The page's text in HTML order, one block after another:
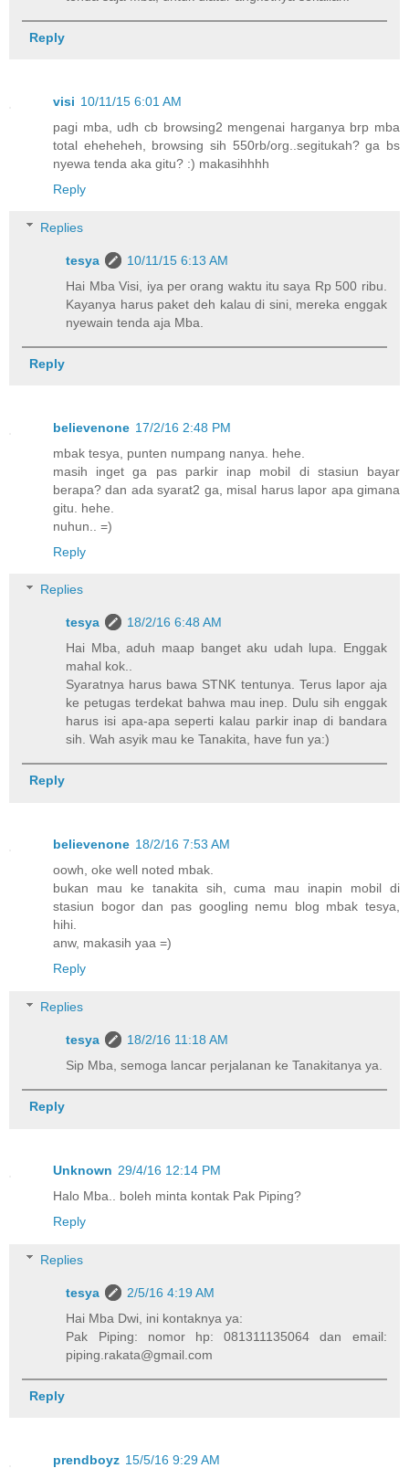
Reply
visi 10/11/15 6:01 AM
pagi mba, udh cb browsing2 mengenai harganya brp mba
total eheheheh, browsing sih 550rb/org..segitukah? ga bs
nyewa tenda aka gitu? :) makasihhhh
Reply
Replies
tesya
10/11/15 6:13 AM
Hai Mba Visi, iya per orang waktu itu saya Rp 500 ribu.
Kayanya harus paket deh kalau di sini, mereka enggak
nyewain tenda aja Mba.
Reply
believenone 17/2/16 2:48 PM
mbak tesya, punten numpang nanya. hehe.
masih inget ga pas parkir inap mobil di stasiun bayar
berapa? dan ada syarat2 ga, misal harus lapor apa gimana
gitu. hehe.
nuhun.. =)
Reply
Replies
tesya
18/2/16 6:48 AM
Hai Mba, aduh maap banget aku udah lupa. Enggak
mahal kok..
Syaratnya harus bawa STNK tentunya. Terus lapor aja
ke petugas terdekat bahwa mau inep. Dulu sih enggak
harus isi apa-apa seperti kalau parkir inap di bandara
sih. Wah asyik mau ke Tanakita, have fun ya:)
Reply
believenone 18/2/16 7:53 AM
oowh, oke well noted mbak.
bukan mau ke tanakita sih, cuma mau inapin mobil di
stasiun bogor dan pas googling nemu blog mbak tesya,
hihi.
anw, makasih yaa =)
Reply
Replies
tesya
18/2/16 11:18 AM
Sip Mba, semoga lancar perjalanan ke Tanakitanya ya.
Reply
Unknown 29/4/16 12:14 PM
Halo Mba.. boleh minta kontak Pak Piping?
Reply
Replies
tesya
2/5/16 4:19 AM
Hai Mba Dwi, ini kontaknya ya:
Pak Piping: nomor hp: 081311135064 dan email:
piping.rakata@gmail.com
Reply
prendboyz 15/5/16 9:29 AM